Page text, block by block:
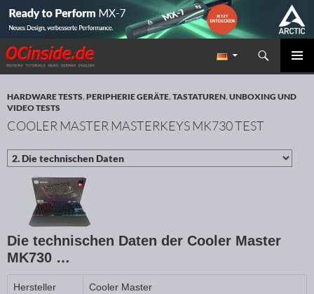
Redaktion ocinside.de PC Hardware Portal
Suchen
ZUM INHALT SPRINGEN
HARDWARE TESTS,PERIPHERIE GERÄTE,TASTATUREN,UNBOXING UND
VIDEO TESTS
COOLER MASTER MASTERKEYS MK730 TEST
Die technischen Daten der Cooler Master
MK730 …
Hersteller Cooler Master